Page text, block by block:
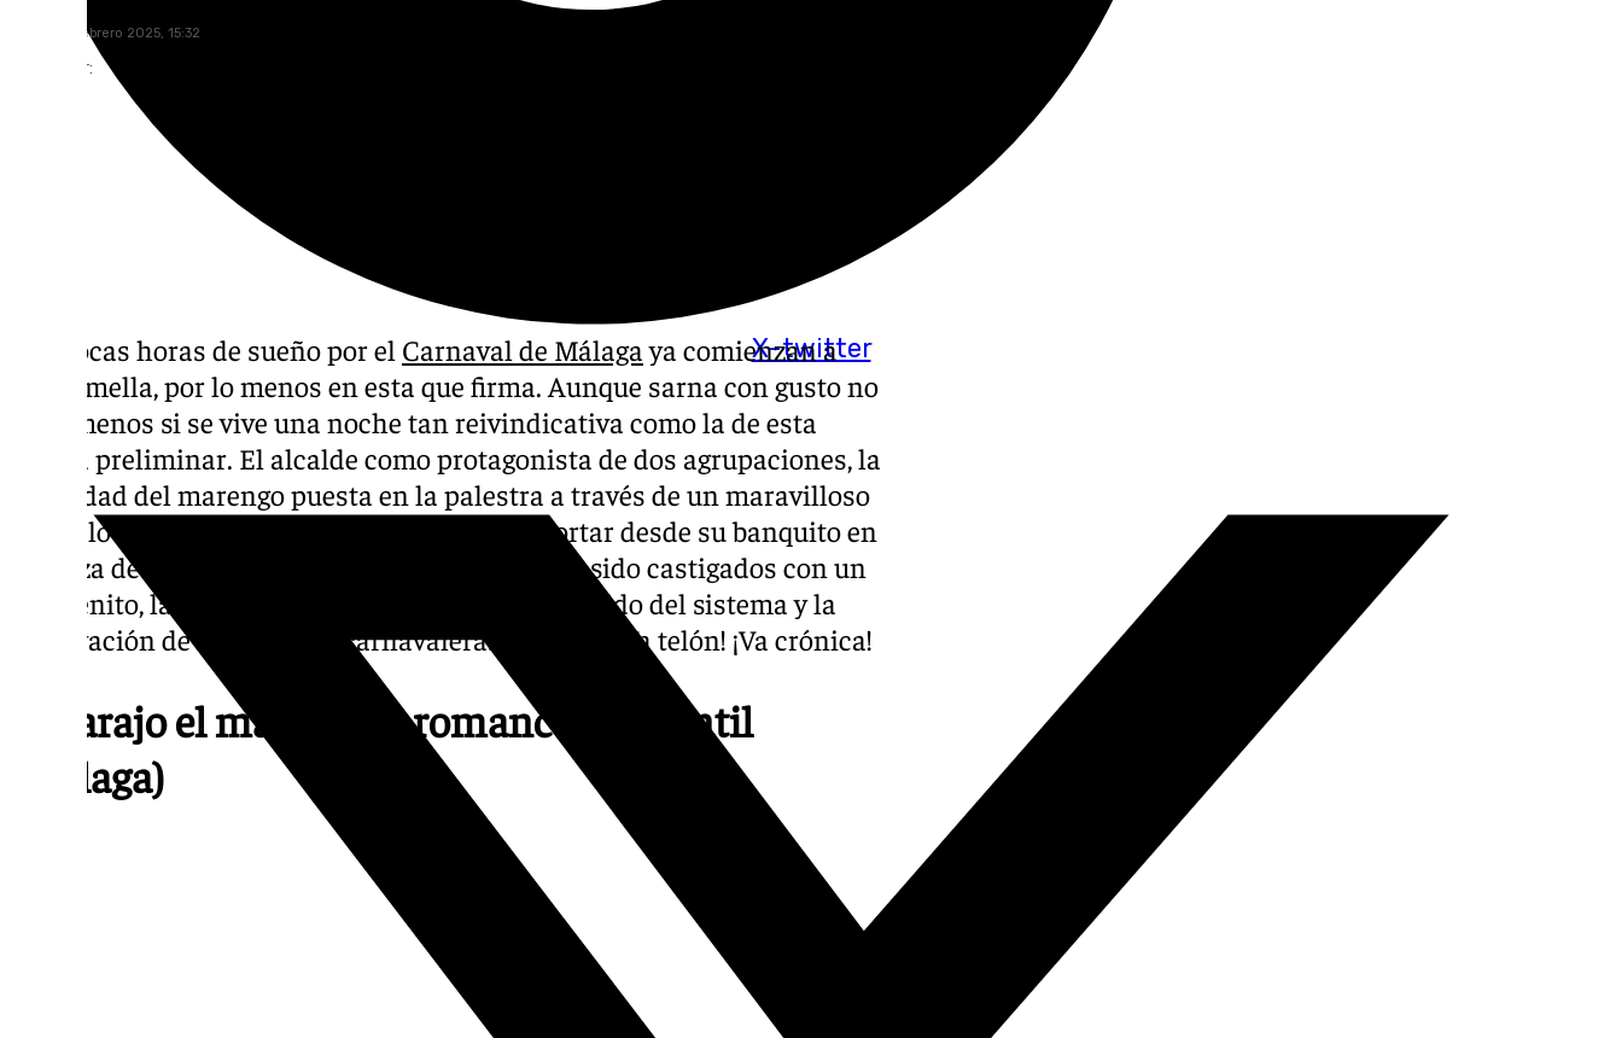
X-twitter
jueves, 13 febrero 2025, 15:32
Compartir:
Las pocas horas de sueño por el Carnaval de Málaga ya comienzan a
hacer mella, por lo menos en esta que firma. Aunque sarna con gusto no
pica, menos si se vive una noche tan reivindicativa como la de esta
quinta preliminar. El alcalde como protagonista de dos agrupaciones, la
identidad del marengo puesta en la palestra a través de un maravilloso
ceceo, lo que don Pablo Picasso tiene que soportar desde su banquito en
la Plaza de la Merced, la historia de los que han sido castigados con un
sambenito, la voz de los que por hastío se han salido del sistema y la
sublevación de las mujeres carnavaleras. Casi na. ¡Va telón! ¡Va crónica!
Al carajo el marqués – romancero infantil
(Málaga)